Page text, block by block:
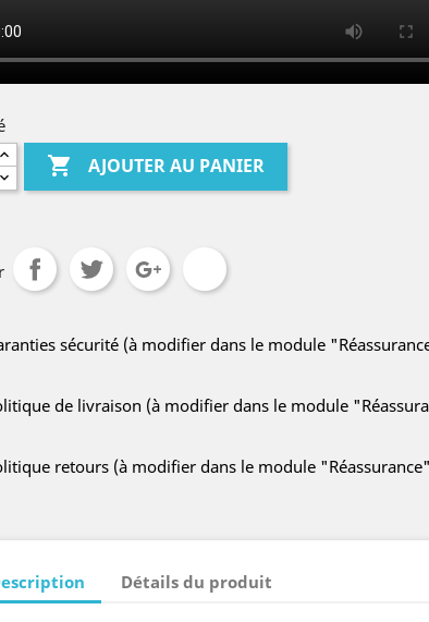
 AJOUTER AU PANIER
sécurité (à modifier dans le module
de livraison (à modifier dans le module
retours (à modifier dans le module
Détails du produit